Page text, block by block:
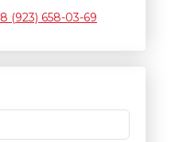
8 (923) 658-03-69